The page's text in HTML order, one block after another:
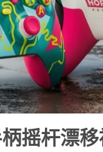
摇杆漂